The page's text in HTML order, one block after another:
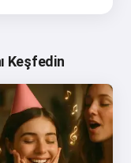
Keşfedin